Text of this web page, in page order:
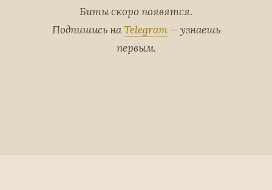
Биты скоро появятся.
Подпишись наTelegram— узнаешь
первым.